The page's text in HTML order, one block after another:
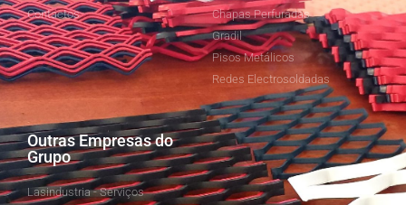
Contactos
Chapas Perfuradas
Gradil
Pisos Metálicos
Redes Electrosoldadas
Outras Empresas do
Grupo
Lasindustria - Serviços